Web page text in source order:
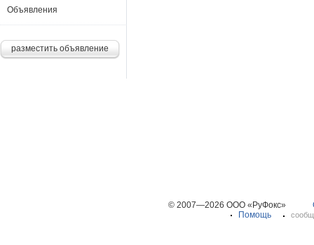
Объявления
разместить объявление
© 2007—2026 ООО «РуФокс»
Помощь